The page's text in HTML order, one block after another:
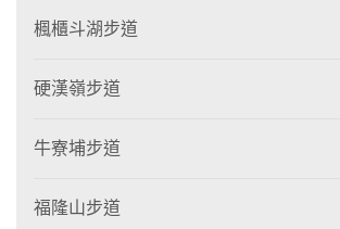
楓櫃斗湖步道
硬漢嶺步道
牛寮埔步道
福隆山步道